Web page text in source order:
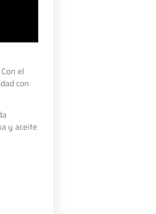
el
con
y aceite